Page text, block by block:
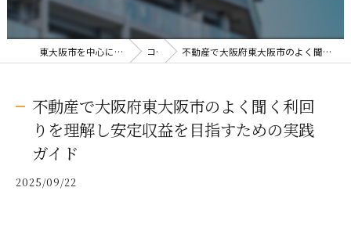
東大阪市を中心に不動産売却なら株式会社Is Life コラム 不動産で大阪府東大阪市のよく聞く利回りを理解し安定収益を目指すための実践ガイド
不動産で大阪府東大阪市のよく聞く利回
りを理解し安定収益を目指すための実践
ガイド
2025/09/22